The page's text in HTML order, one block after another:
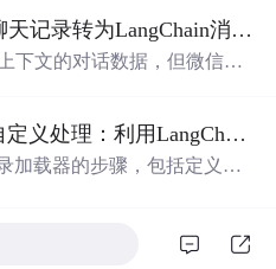
还提及常见问题及解决方
应用。
使用Python将WeChat聊天记录转为LangChain消息格式
下文的对话数据，但微信直
给出代码实现步骤、应用场
微信聊天记录导出与自定义处理：利用LangChain构建高效聊天加载器
加载器的步骤，包括定义聊
问限制，最后给出进一步学